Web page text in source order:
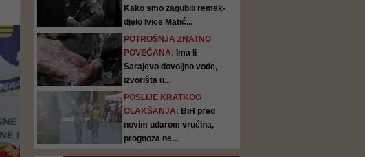
Kako smo zagubili remek-
djelo Ivice Matić...
POTROŠNJA ZNATNO
POVEĆANA: Ima li
Sarajevo dovoljno vode,
izvorišta u...
POSLIJE KRATKOG
OLAKŠANJA: BiH pred
novim udarom vrućina,
prognoza ne...